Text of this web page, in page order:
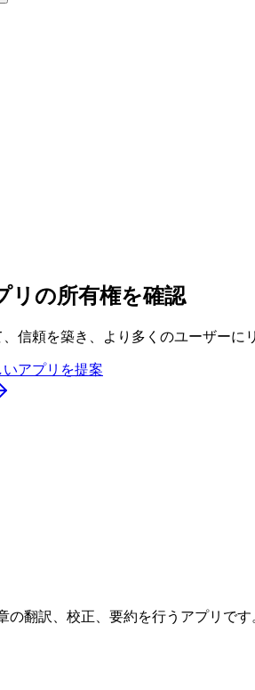
リの所有権を確認
信頼を築き、より多くのユーザーに
いアプリを提案
の翻訳、校正、要約を行うアプリです